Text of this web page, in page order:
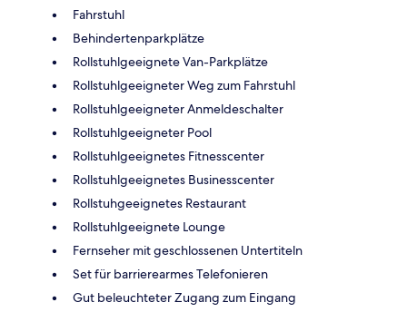
Fahrstuhl
Behindertenparkplätze
Rollstuhlgeeignete Van-Parkplätze
Rollstuhlgeeigneter Weg zum Fahrstuhl
Rollstuhlgeeigneter Anmeldeschalter
Rollstuhlgeeigneter Pool
Rollstuhlgeeignetes Fitnesscenter
Rollstuhlgeeignetes Businesscenter
Rollstuhgeeignetes Restaurant
Rollstuhlgeeignete Lounge
Fernseher mit geschlossenen Untertiteln
Set für barrierearmes Telefonieren
Gut beleuchteter Zugang zum Eingang